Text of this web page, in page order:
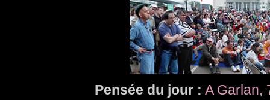
Pensée du jour : A Garlan,